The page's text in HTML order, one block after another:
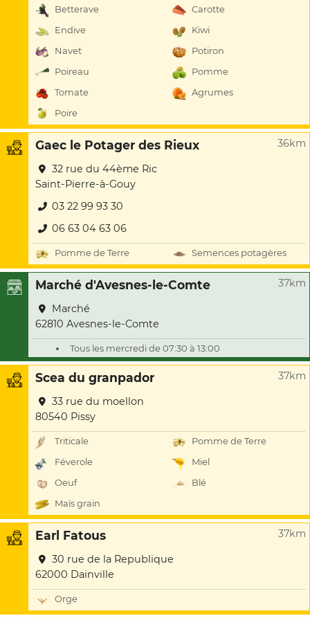
Betterave
Carotte
Endive
Kiwi
Navet
Potiron
Poireau
Pomme
Tomate
Agrumes
Poire
Gaec le Potager des Rieux 36km
32 rue du 44ème Ric
Saint-Pierre-à-Gouy
03 22 99 93 30
06 63 04 63 06
Pomme de Terre Semences potagères
Marché d'Avesnes-le-Comte 37km
Marché
62810 Avesnes-le-Comte
Tous les mercredi de 07:30 à 13:00
Scea du granpador 37km
33 rue du moellon
80540 Pissy
Triticale
Pomme de Terre
Féverole
Miel
Oeuf
Blé
Maïs grain
Earl Fatous 37km
30 rue de la Republique
62000 Dainville
Orge